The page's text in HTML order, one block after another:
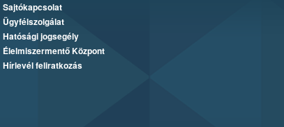
Sajtókapcsolat
Ügyfélszolgálat
Hatósági jogsegély
Élelmiszermentő Központ
Hírlevél feliratkozás